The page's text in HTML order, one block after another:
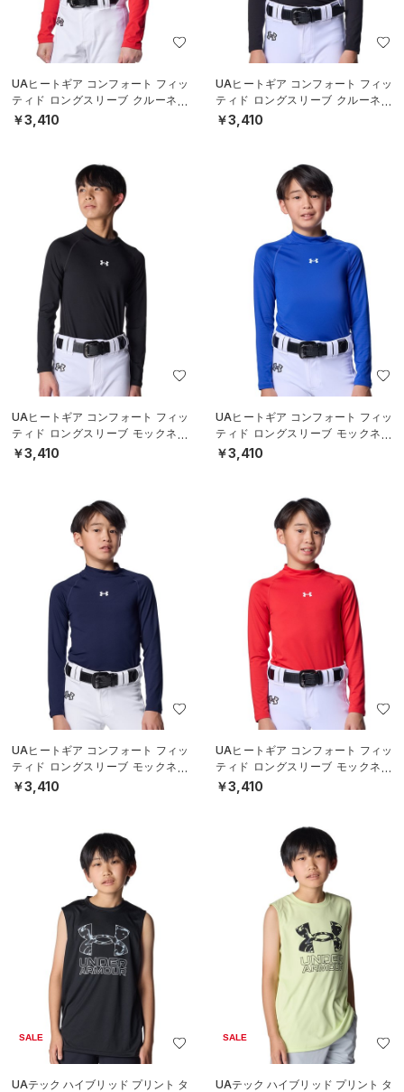
UAヒートギア コンフォート フィッ
ティド ロングスリーブ クルーネッ
ク シャツ（ベースボール/BOYS）
￥3,410
UAヒートギア コンフォート フィッ
ティド ロングスリーブ クルーネッ
ク シャツ（ベースボール/BOYS）
￥3,410
UAヒートギア コンフォート フィッ
ティド ロングスリーブ モックネッ
ク シャツ（ベースボール/BOYS）
￥3,410
UAヒートギア コンフォート フィッ
ティド ロングスリーブ モックネッ
ク シャツ（ベースボール/BOYS）
￥3,410
UAヒートギア コンフォート フィッ
ティド ロングスリーブ モックネッ
ク シャツ（ベースボール/BOYS）
￥3,410
UAヒートギア コンフォート フィッ
ティド ロングスリーブ モックネッ
ク シャツ（ベースボール/BOYS）
￥3,410
SALE
UAテック ハイブリッド プリント タ
SALE
UAテック ハイブリッド プリント タ